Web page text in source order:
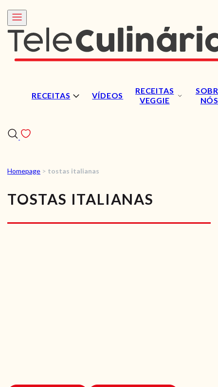
RECEITAS VÍDEOS
RECEITAS
VEGGIE
NÓS
VÍDEOS
RECEITAS VEGGIE
Homepage > tostas italianas
TOSTAS ITALIANAS